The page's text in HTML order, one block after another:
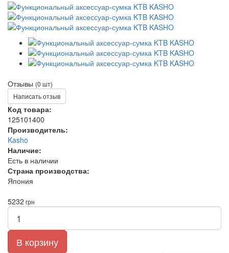
Отзывы (0 шт)
Написать отзыв
Код товара:
125101400
Производитель:
Kasho
Наличие:
Есть в наличии
Страна производства:
Япония
5232 грн
В корзину